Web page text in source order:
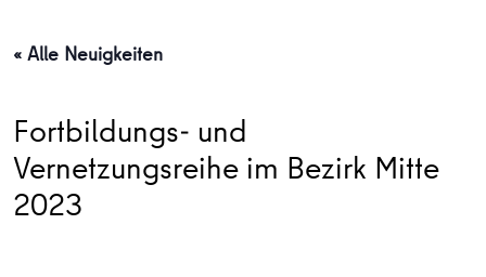
« Alle Neuigkeiten
Fortbildungs- und
Vernetzungsreihe im Bezirk Mitte
2023